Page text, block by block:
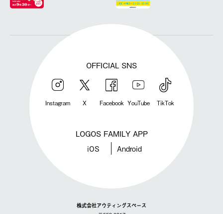
OFFICIAL SNS
Instagram X Facebook YouTube TikTok
LOGOS FAMILY APP
iOS Android
株式会社アウティングスペース